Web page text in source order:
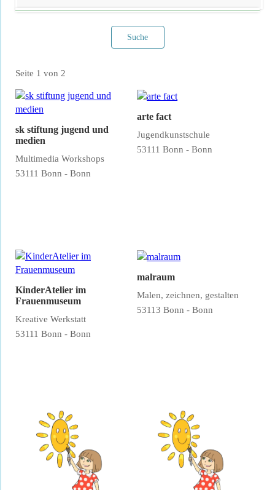
Suche
Seite 1 von 2
sk stiftung jugend und
medien
Multimedia Workshops
53111 Bonn - Bonn
arte fact
Jugendkunstschule
53111 Bonn - Bonn
KinderAtelier im
Frauenmuseum
Kreative Werkstatt
53111 Bonn - Bonn
malraum
Malen, zeichnen, gestalten
53113 Bonn - Bonn